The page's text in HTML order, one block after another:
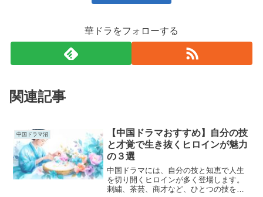
華ドラをフォローする
関連記事
中国ドラマ沼
【中国ドラマおすすめ】自分の技
と才覚で生き抜くヒロインが魅力
の３選
中国ドラマには、自分の技と知恵で人生
を切り開くヒロインが多く登場します。
刺繍、茶芸、商才など、ひとつの技を武